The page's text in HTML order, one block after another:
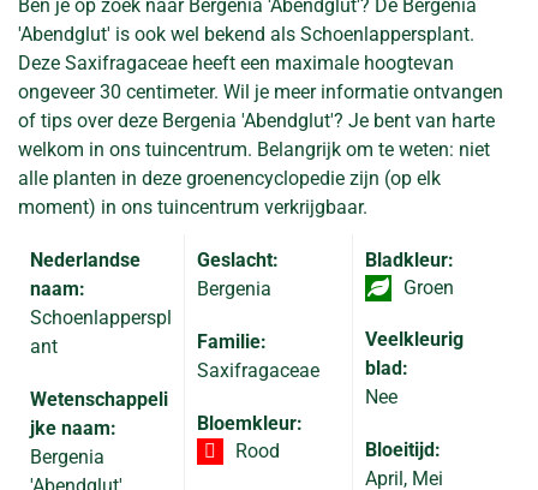
Ben je op zoek naar Bergenia 'Abendglut'? De Bergenia
'Abendglut' is ook wel bekend als Schoenlappersplant.
Deze Saxifragaceae heeft een maximale hoogtevan
ongeveer 30 centimeter. Wil je meer informatie ontvangen
of tips over deze Bergenia 'Abendglut'? Je bent van harte
welkom in ons tuincentrum. Belangrijk om te weten: niet
alle planten in deze groenencyclopedie zijn (op elk
moment) in ons tuincentrum verkrijgbaar.
Nederlandse
naam:
Schoenlapperspl
ant
Wetenschappeli
jke naam:
Bergenia
Geslacht:
Bergenia
Familie:
Saxifragaceae
Bloemkleur:
Rood
Bladkleur:
Groen
Veelkleurig
blad:
Nee
Bloeitijd:
April, Mei